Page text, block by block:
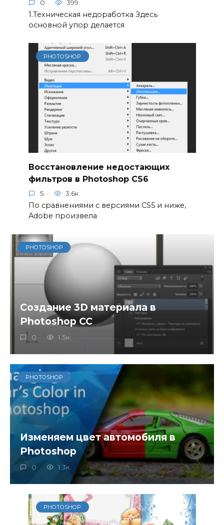
0 399
1.Техническая недоработка Здесь
основной упор делается
PHOTOSHOP
Восстановление недостающих
фильтров в Photoshop CS6
5 3.6к.
По сравнениями с версиями CS5 и ниже,
Adobe произвела
PHOTOSHOP
Создание 3D материала в
Photoshop CC
0 1.5к.
PHOTOSHOP
Изменяем цвет автомобиля в
Photoshop
0 1.3к.
PHOTOSHOP